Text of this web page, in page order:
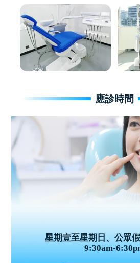
應診時間
星期壹至星期日、公眾
9:30am-